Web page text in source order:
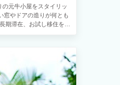
元牛小屋をスタイリッ
窓やドアの造りが何とも
滞在、お試し移住を重